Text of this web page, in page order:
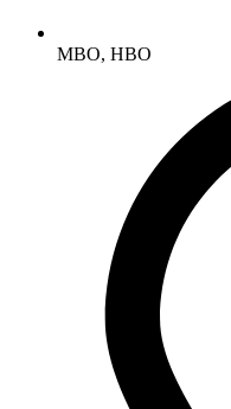
MBO, HBO